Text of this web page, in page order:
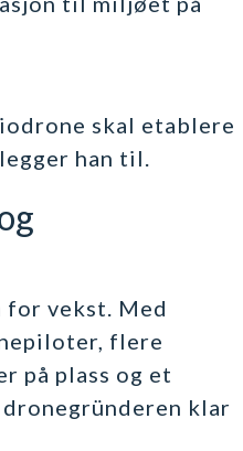
skal etablere
han til.
for vekst. Med
flere
på plass og et
klar